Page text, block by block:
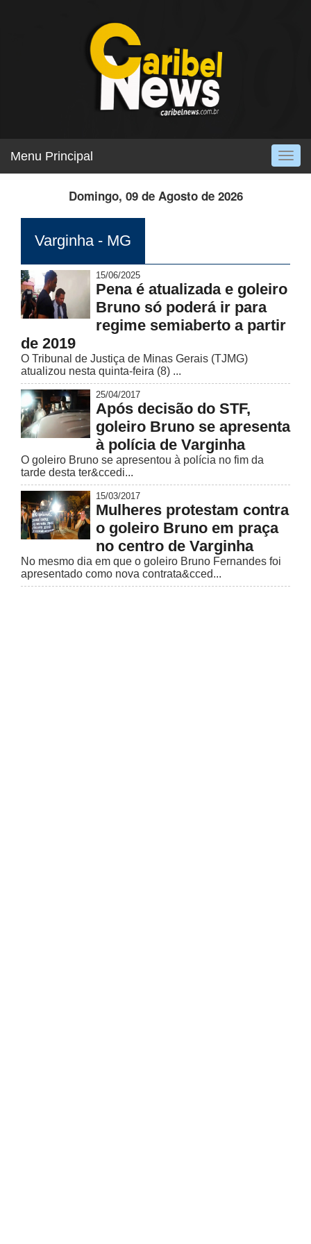
Menu Principal
Domingo, 09 de Agosto de 2026
Varginha - MG
15/06/2025
Pena é atualizada e goleiro
Bruno só poderá ir para
regime semiaberto a partir
de 2019
O Tribunal de Justiça de Minas Gerais (TJMG)
atualizou nesta quinta-feira (8) ...
25/04/2017
Após decisão do STF,
goleiro Bruno se apresenta
à polícia de Varginha
O goleiro Bruno se apresentou à polícia no fim da
tarde desta ter&ccedi...
15/03/2017
Mulheres protestam contra
o goleiro Bruno em praça
no centro de Varginha
No mesmo dia em que o goleiro Bruno Fernandes foi
apresentado como nova contrata&cced...